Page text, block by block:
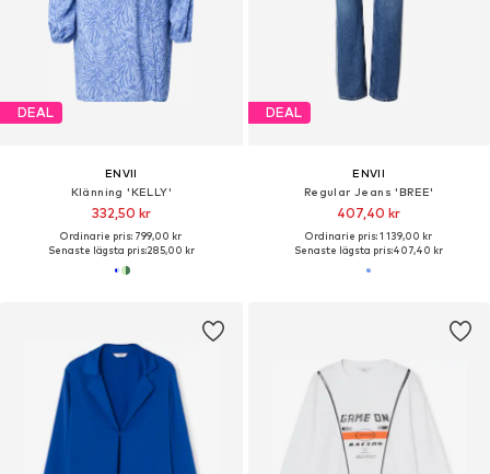
DEAL
ENVII
Klänning 'KELLY'
332,50 kr
Ordinarie pris: 799,00 kr
Senaste lägsta pris:285,00 kr
DEAL
ENVII
Regular Jeans 'BREE'
407,40 kr
Ordinarie pris: 1 139,00 kr
Senaste lägsta pris:407,40 kr